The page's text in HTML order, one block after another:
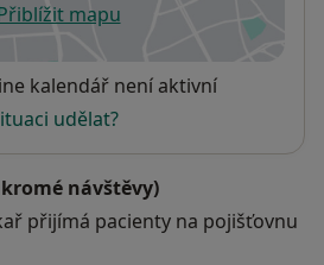
mapu
se otevře v nové záložce
kalendář není aktivní
udělat?
návštěvy)
přijímá pacienty na pojišťovnu